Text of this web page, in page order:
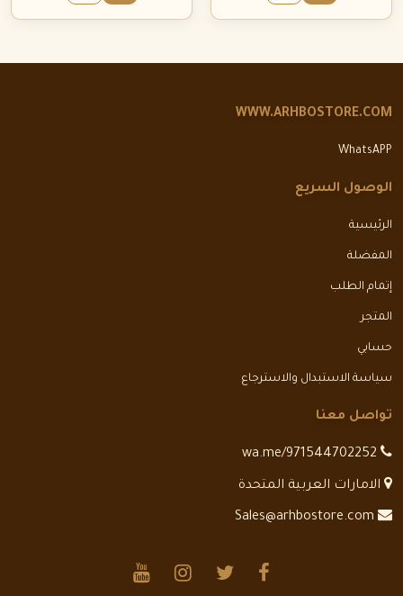
WWW.ARHBOSTORE.COM
WhatsAPP
الوصول السريع
الرئيسية
المفضلة
إتمام الطلب
المتجر
حسابي
سياسة الاستبدال والاسترجاع
تواصل معنا
الامارات العربية المتحدة